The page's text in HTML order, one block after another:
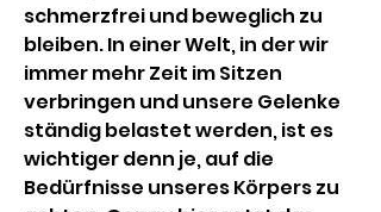
schmerzfrei und beweglich zu
bleiben. In einer Welt, in der wir
immer mehr Zeit im Sitzen
verbringen und unsere Gelenke
ständig belastet werden, ist es
wichtiger denn je, auf die
Bedürfnisse unseres Körpers zu